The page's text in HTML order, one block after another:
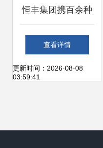
恒丰集团携百余种
新特产品亮相兰精
卫星展区，引领绿
查看详情
更新时间：2026-08-08
03:59:41